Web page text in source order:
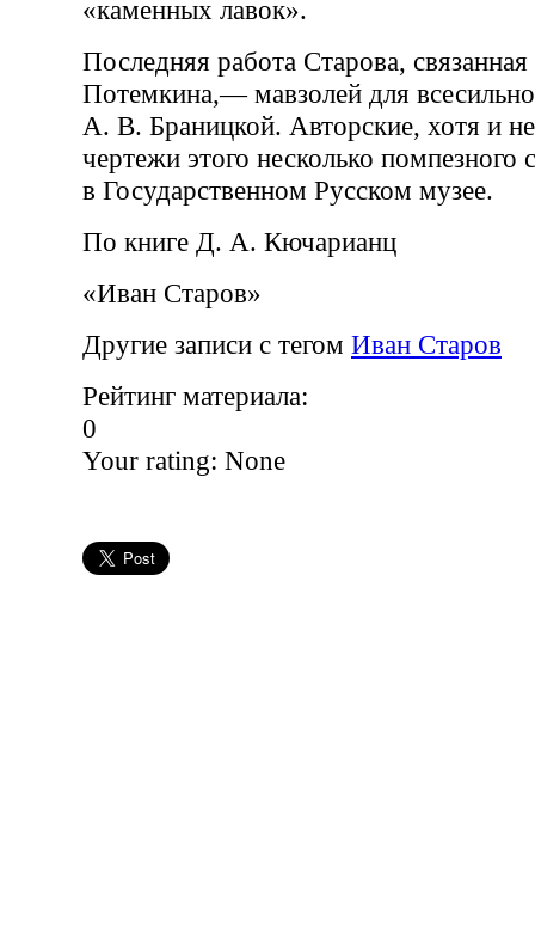
«каменных лавок».
Последняя работа Старова,
Потемкина,— мавзолей для
А. В. Браницкой. Авторские, хотя и
чертежи этого несколько помпезного
в Государственном Русском музее.
По книге Д. А. Кючарианц
«Иван Старов»
Другие записи с тегом Иван Старов
Рейтинг материала:
0
Your rating: None